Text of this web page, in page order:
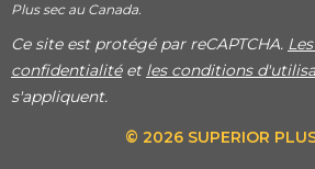
Plus sec au Canada.
Ce site est protégé par reCAPTCHA.
confidentialitéet les conditions
s'appliquent.
© 2026 SUPERIOR